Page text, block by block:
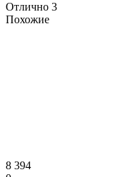
Отлично 3
Похожие
8 394